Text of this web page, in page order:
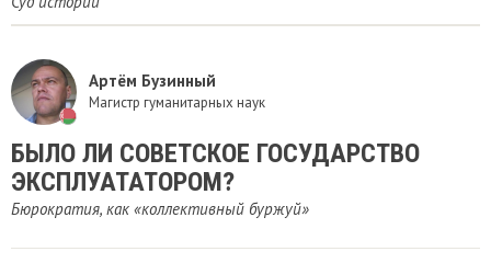
Артём Бузинный
Магистр гуманитарных наук
БЫЛО ЛИ СОВЕТСКОЕ ГОСУДАРСТВО
ЭКСПЛУАТАТОРОМ?
Бюрократия, как «коллективный буржуй»